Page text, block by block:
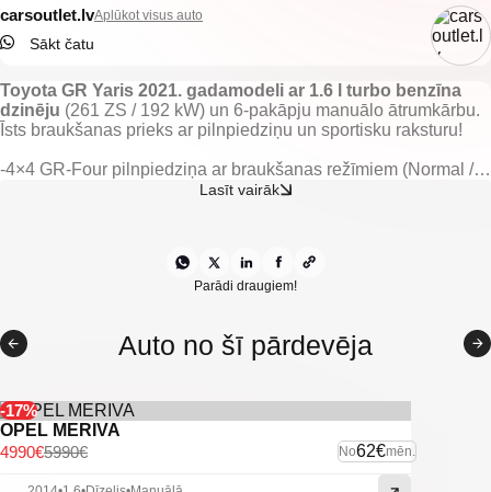
carsoutlet.lvAplūkot visus auto
Sākt čatu
Toyota GR Yaris 2021. gadamodeli ar 1.6 l turbo benzīna
dzinēju (261 ZS / 192 kW) un 6-pakāpju manuālo ātrumkārbu.
Īsts braukšanas prieks ar pilnpiedziņu un sportisku raksturu!
-4×4 GR-Four pilnpiedziņa ar braukšanas režīmiem (Normal /
-Vieglmetāla diski ar labām sporta riepām
-Toyota multimediju sistēma ar ekrānu
-Adaptīvā kruīza kontrole
-Tonēti aizmugurējie stikli
-IsoFix stiprinājumi
-Lietus sensors
-Apsildāmas priekšējas sēdvietas.
Lasīt vairāk
Parādi draugiem!
Auto no šī pārdevēja
-17%
OPEL MERIVA
No62€mēn.
5990€
4990€